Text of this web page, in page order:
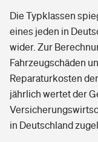
Die Typklassen
eines jeden in
wider. Zur
Fahrzeugschäden
Reparaturkosten
jährlich wertet der
in Deutschland